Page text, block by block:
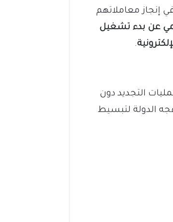
إنجاز معاملاتهم
عن بدء تشغيل
.
التجديد دون
الدولة لتبسيط